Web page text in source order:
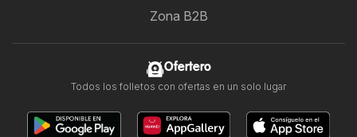
Zona B2B
Ofertero
Todos los folletos con ofertas en un solo lugar